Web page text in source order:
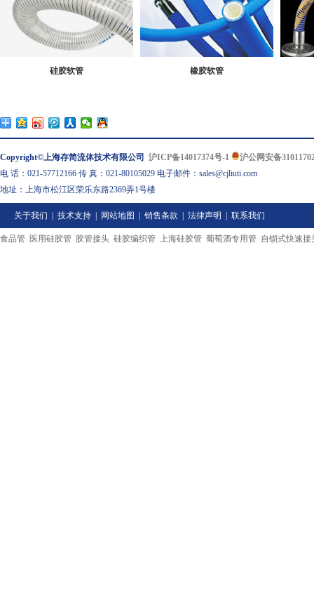
硅胶软管 橡胶软管
Copyright©上海存简流体技术有限公司 沪ICP备14017374号-1
沪公网安备
电 话：021-57712166 传 真：021-80105029 电子邮件：sales@cjliuti.com
地址：上海市松江区荣乐东路2369弄1号楼
关于我们 技术支持 网站地图 销售条款 法律声明 联系我们
食品管 医用硅胶管 胶管接头 硅胶编织管 上海硅胶管 葡萄酒专用管 自锁式快速接